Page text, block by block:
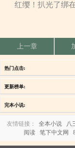
红缨！扒光了绑
上一章
热门点击:
更新榜单:
完本小说:
友情链接： 全本小说 八
阅读
笔下中文网